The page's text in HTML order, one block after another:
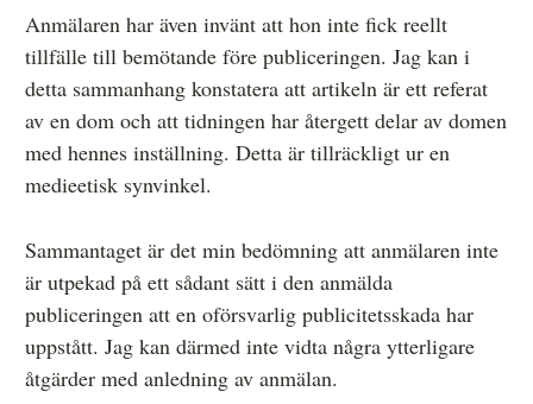
Anmälaren har även invänt att hon inte fick reellt
tillfälle till bemötande före publiceringen. Jag kan i
detta sammanhang konstatera att artikeln är ett referat
av en dom och att tidningen har återgett delar av domen
med hennes inställning. Detta är tillräckligt ur en
medieetisk synvinkel.
Sammantaget är det min bedömning att anmälaren inte
är utpekad på ett sådant sätt i den anmälda
publiceringen att en oförsvarlig publicitetsskada har
uppstått. Jag kan därmed inte vidta några ytterligare
åtgärder med anledning av anmälan.